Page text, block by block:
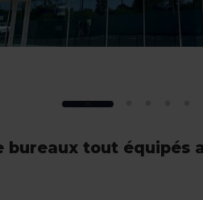
bureaux tout équipés